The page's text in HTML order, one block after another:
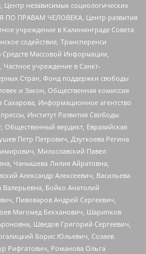
Центр независимых социологических
ПО ПРАВАМ ЧЕЛОВЕКА, Центр развития
учреждение в Калининграде Совета
содействие, Трансперенси
Массовой Информации,
Частное учреждение в Санкт-
Стран, Фонд поддержки свободы
и Закон, Общественная комиссия
Сахарова, Информационное агентство
Институт Развития Свободы
вердикт, Евразийская
Петр Петрович, Дзугкоева Регина
Милославский Павел
Чанышева Лилия Айратовна,
Александр Алексеевич, Васильева
Валерьевна, Бойко Анатолий
Пивоваров Андрей Сергеевич,
Магомед Бекханович, Шарипков
Шведов Григорий Сергеевич,
Борис Юльевич, Созаев
Рифгатович, Романова Ольга